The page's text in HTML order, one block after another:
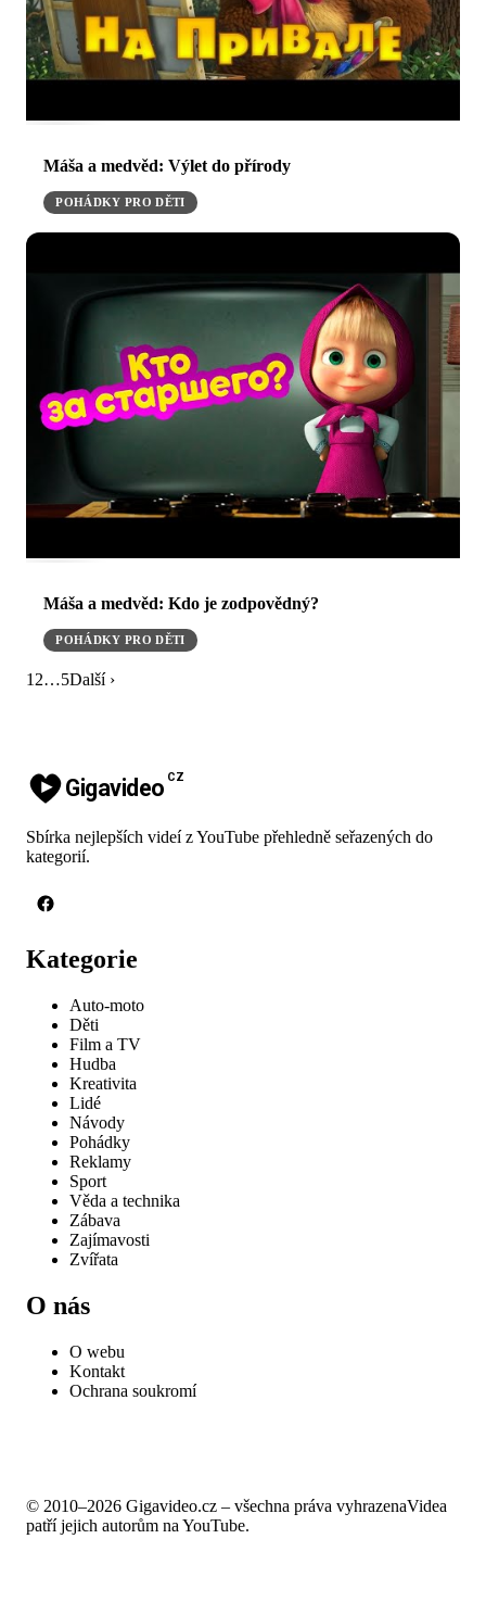
Máša a medvěd: Výlet do přírody
POHÁDKY PRO DĚTI
Máša a medvěd: Kdo je zodpovědný?
POHÁDKY PRO DĚTI
12…5Další ›
Gigavideo CZ
Sbírka nejlepších videí z YouTube přehledně seřazených do
kategorií.
Kategorie
Auto-moto
Děti
Film a TV
Hudba
Kreativita
Lidé
Návody
Pohádky
Reklamy
Sport
Věda a technika
Zábava
Zajímavosti
Zvířata
O nás
O webu
Kontakt
Ochrana soukromí
© 2010–2026 Gigavideo.cz – všechna práva vyhrazenaVidea
patří jejich autorům na YouTube.